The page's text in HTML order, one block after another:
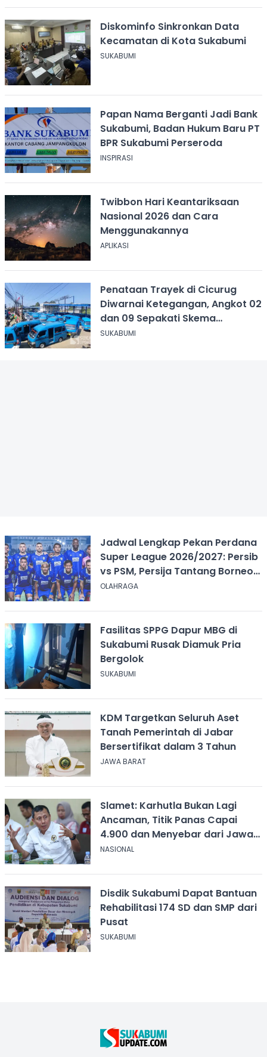
Diskominfo Sinkronkan Data
Kecamatan di Kota Sukabumi
SUKABUMI
Papan Nama Berganti Jadi Bank
Sukabumi, Badan Hukum Baru PT
BPR Sukabumi Perseroda
INSPIRASI
Twibbon Hari Keantariksaan
Nasional 2026 dan Cara
Menggunakannya
APLIKASI
Penataan Trayek di Cicurug
Diwarnai Ketegangan, Angkot 02
dan 09 Sepakati Skema
Sementara
SUKABUMI
Jadwal Lengkap Pekan Perdana
Super League 2026/2027: Persib
vs PSM, Persija Tantang Borneo
FC
OLAHRAGA
Fasilitas SPPG Dapur MBG di
Sukabumi Rusak Diamuk Pria
Bergolok
SUKABUMI
KDM Targetkan Seluruh Aset
Tanah Pemerintah di Jabar
Bersertifikat dalam 3 Tahun
JAWA BARAT
Slamet: Karhutla Bukan Lagi
Ancaman, Titik Panas Capai
4.900 dan Menyebar dari Jawa
hingga Papua
NASIONAL
Disdik Sukabumi Dapat Bantuan
Rehabilitasi 174 SD dan SMP dari
Pusat
SUKABUMI